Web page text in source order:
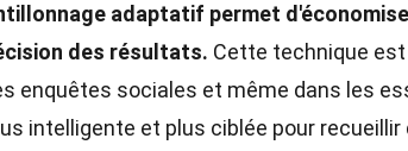
adaptatif permet
des résultats. Cette technique est
enquêtes sociales et même dans les
intelligente et plus ciblée pour recueillir